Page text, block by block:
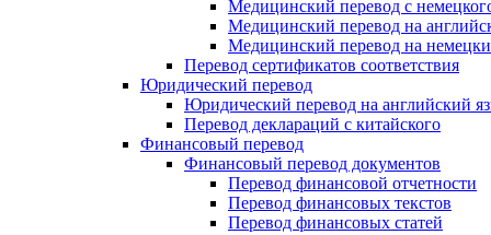
Медицинский перевод с
Медицинский перевод на
Медицинский перевод на
Перевод сертификатов соответствия
Юридический перевод
Юридический перевод на английский
Перевод деклараций с китайского
Финансовый перевод
Финансовый перевод документов
Перевод финансовой отчетности
Перевод финансовых текстов
Перевод финансовых статей